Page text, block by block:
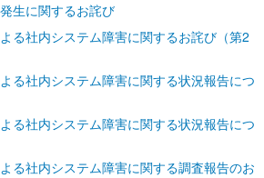
生に関するお詫び
る社内システム障害に関するお詫び（第2
る社内システム障害に関する状況報告につ
る社内システム障害に関する状況報告につ
る社内システム障害に関する調査報告のお